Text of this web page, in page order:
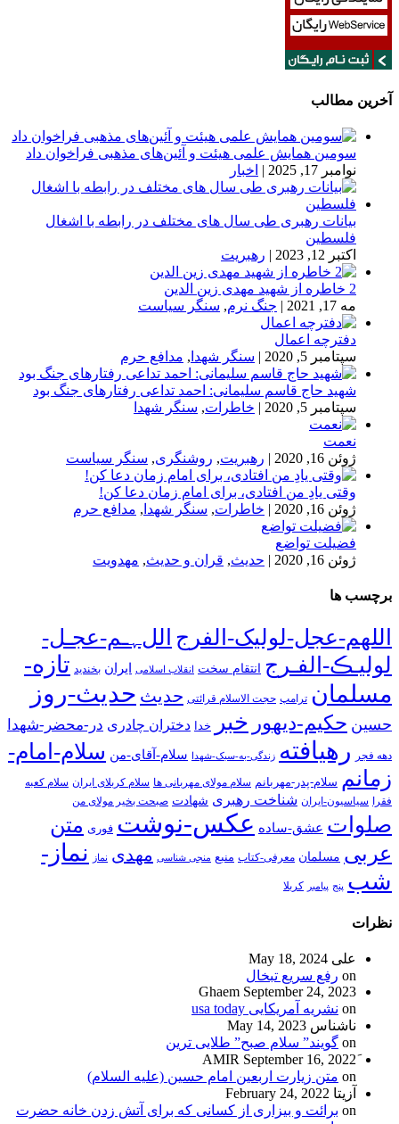
آخرین مطالب
سومین همایش علمی هیئت و آئین‌های مذهبی فراخوان داد
نوامبر 17, 2025
| اخبار
بیانات رهبری طی سال های مختلف در رابطه با اشغال
فلسطین
اکتبر 12, 2023
| رهبریت
2 خاطره از شهید مهدی زین الدین
مه 17, 2021
| جنگ نرم, سنگر سیاست
دفترچه اعمال
سپتامبر 5, 2020
| سنگر شهدا , مدافع حرم
شهید حاج قاسم سلیمانی: احمد تداعی رفتارهای جنگ بود
سپتامبر 5, 2020
| خاطرات, سنگر شهدا
نعمت
ژوئن 16, 2020
| رهبریت, روشنگری, سنگر سیاست
وقتی یادِ من افتادی، برای امام زمان دعا کن!
ژوئن 16, 2020
| خاطرات, سنگر شهدا , مدافع حرم
فضیلت تواضع
ژوئن 16, 2020
| حدیث, قران و حدیث, مهدویت
برچسب ها
اللهم-عجل-لولیک-الفرج اللﮩـم-عجـل-
لولیـڪ-الفـرج انتقام سخت انقلاب اسلامی ایران بخندید تازه-
مسلمان ترامپ حجت الاسلام قرائتی حدیث حدیث-روز
حسین حکیم-دیهور خبر خدا دختران چادری در-محضر-شهدا
دهه فجر رهیافته زندگی-به-سبک-شهدا سلام-آقای-من سلام-امام-
زمانم سلام-پدر-مهربانم سلام مولای مهربانی ها سلام کربلای ایران سلام کعبه
فقرا سیاسیون-ایران شناخت رهبری شهادت صبحت بخیر مولای من
صلوات عشق-ساده عکس-نوشت فوری متن
عربی مسلمان معرفی-کتاب منبع منجی شناسی مهدی نماز
نماز-
شب پنج پیامبر کربلا
نظرات
علی May 18, 2024
on رفع سریع تبخال
Ghaem September 24, 2023
on نشریه آمریکایی usa today
ناشناس May 14, 2023
on گویند” سلام صبح” طلایی ترین
September 16, 2022
on متن زیارت اربعین امام حسین (علیه السلام)
آزیتا February 24, 2022
on برائت و بیزاری از کسانی که برای آتش زدن خانه حضرت